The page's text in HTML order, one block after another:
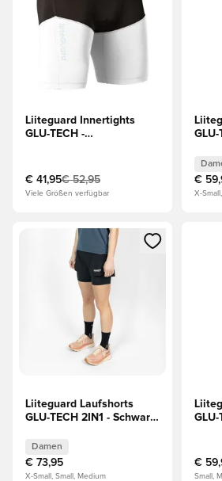
Liiteguard Innertights
GLU-TECH -
€ 41,95€ 52,95
Viele Größen verfügbar
GLU-
€
X-
Öffnet ein Fenster zum Anmelden
Liiteguard Laufshorts
GLU-TECH 2IN1 - Schwarz
Damen
€ 73,95
X-Small, Small, Medium
GLU-
€
Small,